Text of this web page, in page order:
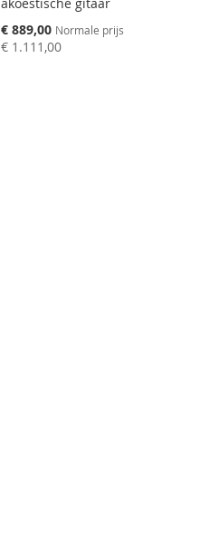
Speciale
prijs
€ 889,00 Normale prijs
€ 1.111,00